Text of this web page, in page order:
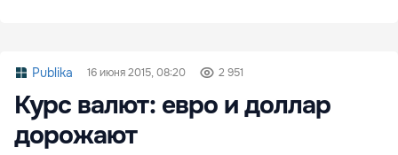
Publika 16 июня 2015, 08:20 2 951
Курс валют: евро и доллар
дорожают